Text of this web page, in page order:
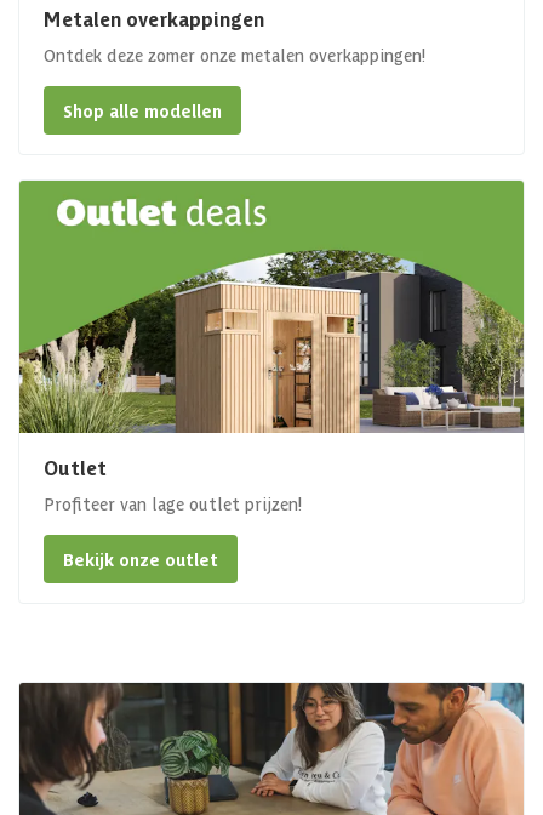
Metalen overkappingen
Ontdek deze zomer onze metalen overkappingen!
Shop alle modellen
Outlet
Profiteer van lage outlet prijzen!
Bekijk onze outlet